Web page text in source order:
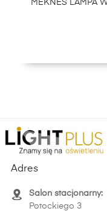
MEKNES LAMPA
Adres
Salon stacjonarny:
Potockiego 3